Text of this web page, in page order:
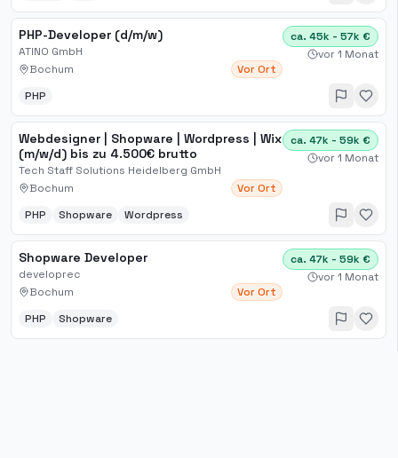
PHP-Developer (d/m/w)
ATINO GmbH
Bochum
Vor Ort
ca. 45k - 57k €
vor 1 Monat
PHP
Webdesigner | Shopware | Wordpress | Wix
(m/w/d) bis zu 4.500€ brutto
Tech Staff Solutions Heidelberg GmbH
Bochum
Vor Ort
ca. 47k - 59k €
vor 1 Monat
PHP Shopware Wordpress
Shopware Developer
developrec
Bochum
Vor Ort
ca. 47k - 59k €
vor 1 Monat
PHP Shopware